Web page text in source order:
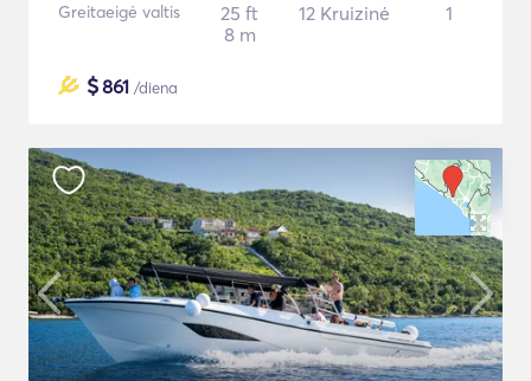
Greitaeigė valtis
25 ft
8 m
12 Kruizinė 1
$861 /diena